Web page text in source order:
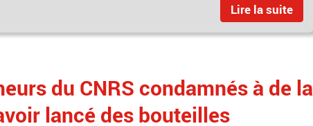
Lire la suite
du CNRS condamnés à de la
lancé des bouteilles